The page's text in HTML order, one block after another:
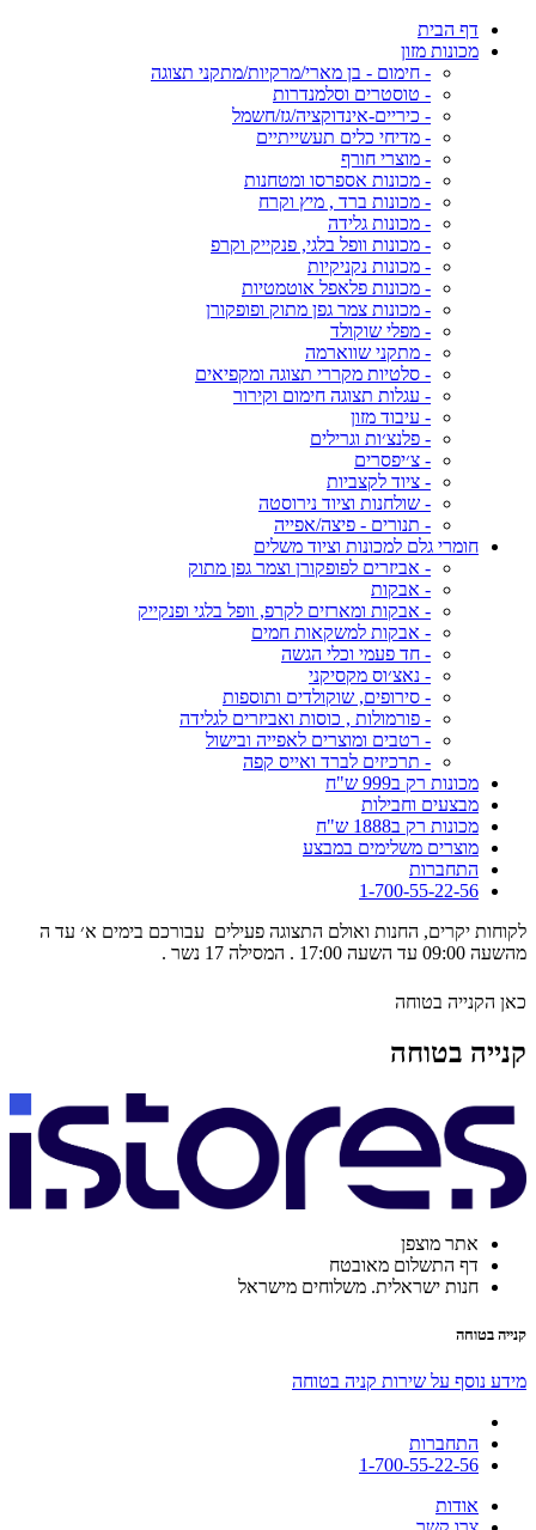
דף הבית
מכונות מזון
- חימום - בן מארי/מרקיות/מתקני תצוגה
- טוסטרים וסלמנדרות
- כיריים-אינדוקציה/גז/חשמל
- מדיחי כלים תעשייתיים
- מוצרי חורף
- מכונות אספרסו ומטחנות
- מכונות ברד , מיץ וקרח
- מכונות גלידה
- מכונות וופל בלגי, פנקייק וקרפ
- מכונות נקניקיות
- מכונות פלאפל אוטמטיות
- מכונות צמר גפן מתוק ופופקורן
- מפלי שוקולד
- מתקני שווארמה
- סלטיות מקררי תצוגה ומקפיאים
- עגלות תצוגה חימום וקירור
- עיבוד מזון
- פלנצ׳ות וגרילים
- צ׳יפסרים
- ציוד לקצביות
- שולחנות וציוד נירוסטה
- תנורים - פיצה/אפייה
חומרי גלם למכונות וציוד משלים
- אביזרים לפופקורן וצמר גפן מתוק
- אבקות
- אבקות ומארזים לקרפ, וופל בלגי ופנקייק
- אבקות למשקאות חמים
- חד פעמי וכלי הגשה
- נאצ׳וס מקסיקני
- סירופים, שוקולדים ותוספות
- פורמולות , כוסות ואביזרים לגלידה
- רטבים ומוצרים לאפייה ובישול
- תרכיזים לברד ואייס קפה
מכונות רק ב999 ש"ח
מבצעים וחבילות
מכונות רק ב1888 ש"ח
מוצרים משלימים במבצע
התחברות
1-700-55-22-56
לקוחות יקרים, החנות ואולם התצוגה פעילים עבורכם בימים א׳ עד ה
מהשעה 09:00 עד השעה 17:00 . המסילה 17 נשר .
כאן הקנייה בטוחה
קנייה בטוחה
אתר מוצפן
דף התשלום מאובטח
חנות ישראלית. משלוחים מישראל
קנייה בטוחה
מידע נוסף על שירות קניה בטוחה
התחברות
1-700-55-22-56
אודות